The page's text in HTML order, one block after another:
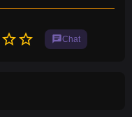
star_borderstar_border chatChat